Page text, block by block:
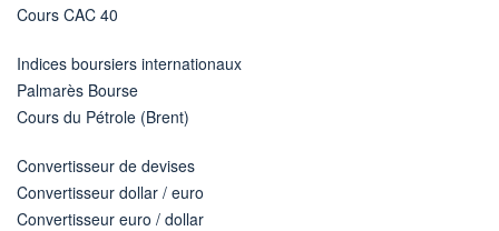
Cours CAC 40
Indices boursiers internationaux
Palmarès Bourse
Cours du Pétrole (Brent)
Convertisseur de devises
Convertisseur dollar / euro
Convertisseur euro / dollar